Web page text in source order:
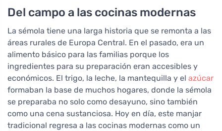
Del campo a las cocinas modernas
La sémola tiene una larga historia que se remonta a las
áreas rurales de Europa Central. En el pasado, era un
alimento básico para las familias porque los
ingredientes para su preparación eran accesibles y
económicos. El trigo, la leche, la mantequilla y el azúcar
formaban la base de muchos hogares, donde la sémola
se preparaba no solo como desayuno, sino también
como una cena sustanciosa. Hoy en día, este manjar
tradicional regresa a las cocinas modernas como un